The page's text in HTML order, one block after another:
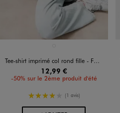
Tee-shirt imprimé col rond fille - FORTNITE
12,99 €
-50% sur le 2ème produit d'été
4/5 de moyenne
(1 avis)